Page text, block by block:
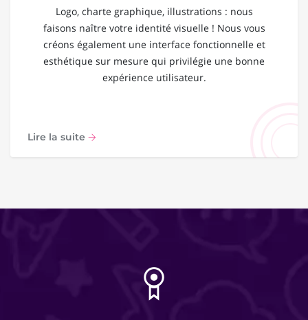
Logo, charte graphique, illustrations : nous
faisons naître votre identité visuelle ! Nous vous
créons également une interface fonctionnelle et
esthétique sur mesure qui privilégie une bonne
expérience utilisateur.
Lire la suite